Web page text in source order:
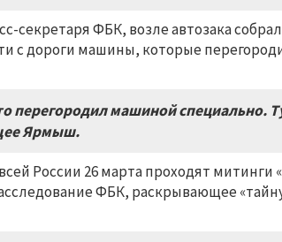
секретаря ФБК, возле автозака
с дороги машины, которые
перегородил машиной специально.
Ярмыш.
России 26 марта проходят
ФБК, раскрывающее